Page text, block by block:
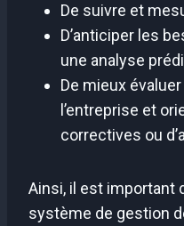
De suivre et
D’anticiper les
une analyse
De mieux
l’entreprise et
correctives ou
Ainsi, il est important
système de gestion